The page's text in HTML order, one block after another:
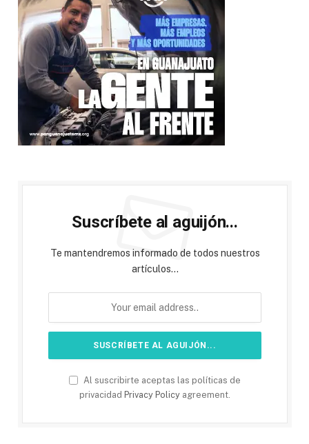
Suscríbete al aguijón...
Te mantendremos informado de todos nuestros
artículos...
Al suscribirte aceptas las políticas de
privacidad Privacy Policy agreement.